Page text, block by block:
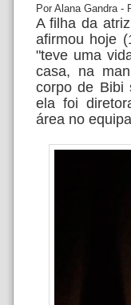
Por Alana Gandra -
A filha da
afirmou hoje
"teve uma
casa, na
corpo de Bibi
ela foi
área no